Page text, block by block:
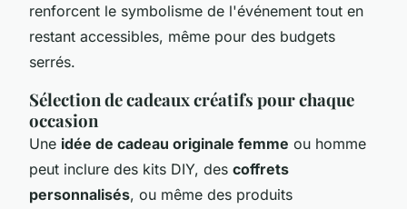
renforcent le symbolisme de l'événement tout en
restant accessibles, même pour des budgets
serrés.
Sélection de cadeaux créatifs pour chaque
occasion
Une idée de cadeau originale femme ou homme
peut inclure des kits DIY, des coffrets
personnalisés, ou même des produits